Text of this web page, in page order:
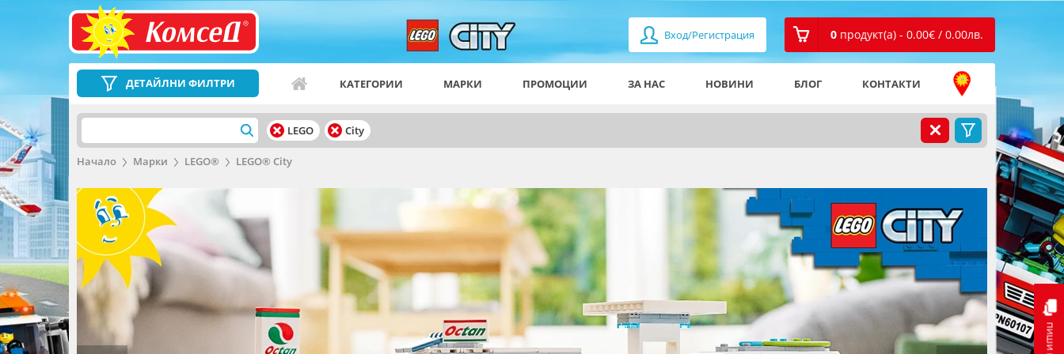
Вход/Регистрация 0 продукт(а) - 0.00€ / 0.00лв.
пиши ни
ДЕТАЙЛНИ ФИЛТРИ КАТЕГОРИИ МАРКИ ПРОМОЦИИ ЗА НАС НОВИНИ БЛОГ КОНТАКТИ
LEGO City
Начало Марки LEGO® LEGO® City